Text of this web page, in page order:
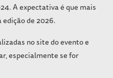
A expectativa é que mais
edição de 2026.
no site do evento e
especialmente se for